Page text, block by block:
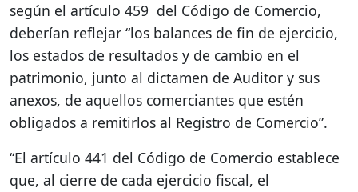
según el artículo 459 del Código de Comercio,
deberían reflejar “los balances de fin de ejercicio,
los estados de resultados y de cambio en el
patrimonio, junto al dictamen de Auditor y sus
anexos, de aquellos comerciantes que estén
obligados a remitirlos al Registro de Comercio”.
“El artículo 441 del Código de Comercio establece
que, al cierre de cada ejercicio fiscal, el